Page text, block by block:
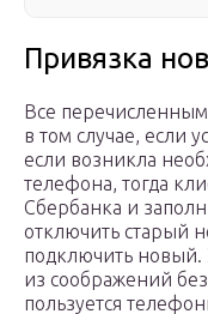
Привязка
Все
в том случае, если
если возникла
телефона, тогда
Сбербанка и
отключить старый
подключить новый.
из соображений
пользуется